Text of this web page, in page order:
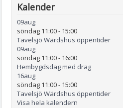
Kalender
09aug
söndag 11:00- 15:00
Tavelsjö Wärdshus öppentider
09aug
söndag 11:00- 16:00
Hembygdsdag med drag
16aug
söndag 11:00- 15:00
Tavelsjö Wärdshus öppentider
Visa hela kalendern